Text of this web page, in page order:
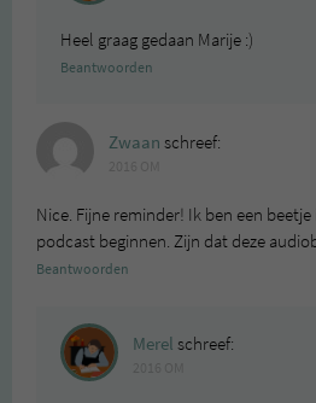
Heel graag gedaan Marije :)
Beantwoorden
Zwaan schreef:
Nice. Fijne reminder! Ik ben een beetje
podcast beginnen. Zijn dat deze
Beantwoorden
Merel schreef: